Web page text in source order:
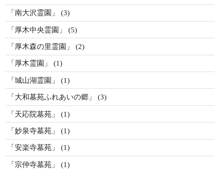
「南大沢霊園」 (3)
「厚木中央霊園」 (5)
「厚木森の里霊園」 (2)
「厚木霊園」 (1)
「城山湖霊園」 (1)
「大和墓苑ふれあいの郷」 (3)
「天応院墓苑」 (1)
「妙泉寺墓苑」 (1)
「安楽寺墓苑」 (1)
「宗仲寺墓苑」 (1)